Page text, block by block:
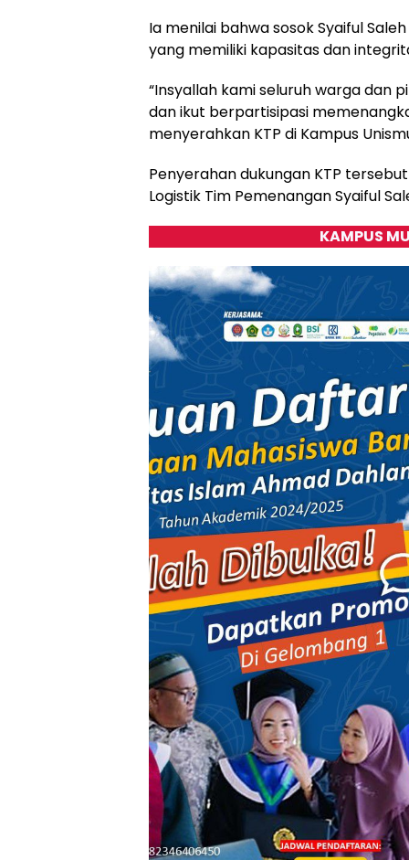
Ia menilai bahwa sosok Syaiful
yang memiliki kapasitas dan
“Insyallah kami seluruh warga dan
dan ikut berpartisipasi
menyerahkan KTP di Kampus
Penyerahan dukungan KTP
Logistik Tim Pemenangan Syaiful
KAMPUS